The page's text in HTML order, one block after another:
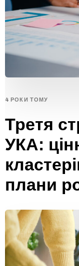
4 РОКИ ТОМУ
Третя
УКА:
плани